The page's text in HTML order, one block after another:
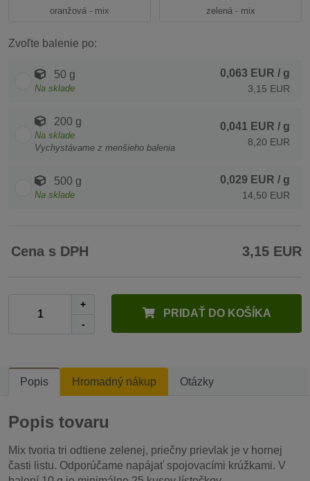
oranžová - mix zelená - mix
Zvoľte balenie po:
50 g
Na sklade
0,063 EUR / g
3,15 EUR
200 g
Na sklade
Vychystávame z menšieho balenia
0,041 EUR / g
8,20 EUR
500 g
Na sklade
0,029 EUR / g
14,50 EUR
Cena s DPH 3,15 EUR
+
-
PRIDAŤ DO KOŠÍKA
Popis Hromadný nákup Otázky
Popis tovaru
Mix tvoria tri odtiene zelenej, priečny prievlak je v hornej
časti listu. Odporúčame napájať spojovacími krúžkami. V